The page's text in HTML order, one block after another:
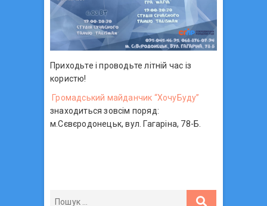
Приходьте і проводьте літній час із
користю!
Громадський майданчик “ХочуБуду”
знаходиться зовсім поряд:
м.Сєвєродонецьк, вул. Гагаріна, 78-Б.